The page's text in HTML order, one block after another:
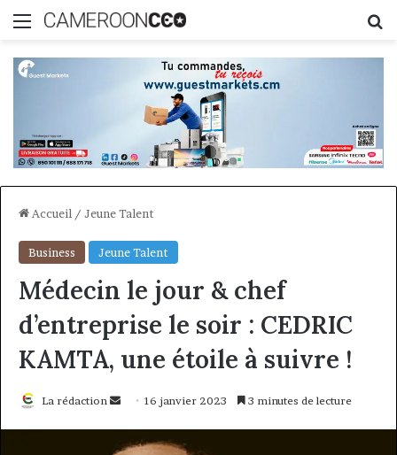
Menu
Accueil / Jeune Talent
Business Jeune Talent
Médecin le jour & chef
d’entreprise le soir : CEDRIC
KAMTA, une étoile à suivre !
La rédaction
Envoyer
courriel
16 janvier 2023 3 minutes de lecture